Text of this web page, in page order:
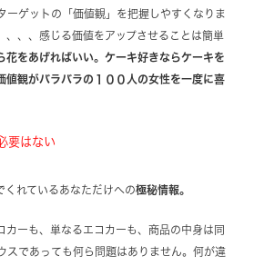
ーゲットの「価値観」を把握しやすくなりま
、、、感じる価値をアップさせることは簡単
花をあげればいい。ケーキ好きならケーキを
値観がバラバラの１００人の女性を一度に喜
要はない
くれているあなただけへの極秘情報。
カーも、単なるエコカーも、商品の中身は同
スであっても何ら問題はありません。何が違